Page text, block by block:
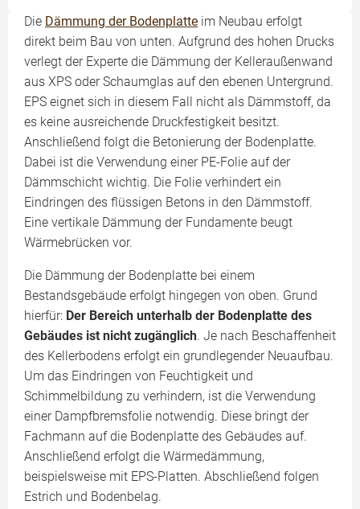
Die Dämmung der Bodenplatte im Neubau erfolgt
direkt beim Bau von unten. Aufgrund des hohen Drucks
verlegt der Experte die Dämmung der Kelleraußenwand
aus XPS oder Schaumglas auf den ebenen Untergrund.
EPS eignet sich in diesem Fall nicht als Dämmstoff, da
es keine ausreichende Druckfestigkeit besitzt.
Anschließend folgt die Betonierung der Bodenplatte.
Dabei ist die Verwendung einer PE-Folie auf der
Dämmschicht wichtig. Die Folie verhindert ein
Eindringen des flüssigen Betons in den Dämmstoff.
Eine vertikale Dämmung der Fundamente beugt
Wärmebrücken vor.
Die Dämmung der Bodenplatte bei einem
Bestandsgebäude erfolgt hingegen von oben. Grund
hierfür: Der Bereich unterhalb der Bodenplatte des
Gebäudes ist nicht zugänglich. Je nach Beschaffenheit
des Kellerbodens erfolgt ein grundlegender Neuaufbau.
Um das Eindringen von Feuchtigkeit und
Schimmelbildung zu verhindern, ist die Verwendung
einer Dampfbremsfolie notwendig. Diese bringt der
Fachmann auf die Bodenplatte des Gebäudes auf.
Anschließend erfolgt die Wärmedämmung,
beispielsweise mit EPS-Platten. Abschließend folgen
Estrich und Bodenbelag.